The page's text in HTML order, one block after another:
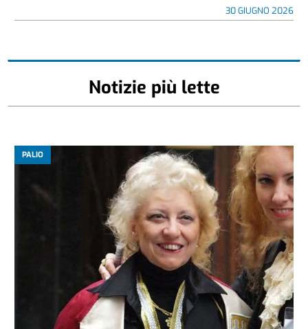
30 GIUGNO 2026
Notizie più lette
PALIO